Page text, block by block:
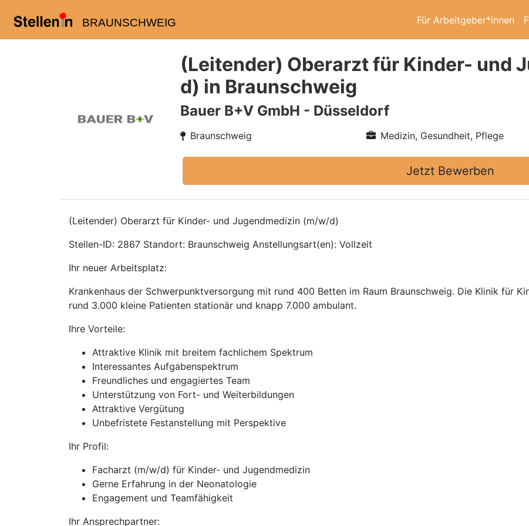
BRAUNSCHWEIG Für Arbeitgeber*innen
(Leitender) Oberarzt für Kinder- und
d) in Braunschweig
Bauer B+V GmbH - Düsseldorf
Braunschweig Medizin, Gesundheit, Pflege
Jetzt Bewerben
(Leitender) Oberarzt für Kinder- und Jugendmedizin (m/w/d)
Stellen-ID: 2867 Standort: Braunschweig Anstellungsart(en): Vollzeit
Ihr neuer Arbeitsplatz:
Krankenhaus der Schwerpunktversorgung mit rund 400 Betten im Raum Braunschweig. Die Klinik für
rund 3.000 kleine Patienten stationär und knapp 7.000 ambulant.
Ihre Vorteile:
Attraktive Klinik mit breitem fachlichem Spektrum
Interessantes Aufgabenspektrum
Freundliches und engagiertes Team
Unterstützung von Fort- und Weiterbildungen
Attraktive Vergütung
Unbefristete Festanstellung mit Perspektive
Ihr Profil:
Facharzt (m/w/d) für Kinder- und Jugendmedizin
Gerne Erfahrung in der Neonatologie
Engagement und Teamfähigkeit
Ihr Ansprechpartner: